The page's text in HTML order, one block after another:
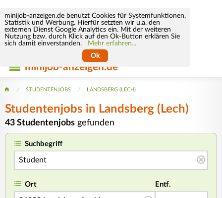
minijob-anzeigen.de benutzt Cookies für Systemfunktionen,
Statistik und Werbung. Hierfür setzten wir u.a. den
externen Dienst Google Analytics ein. Mit der weiteren
Nutzung bzw. durch Klick auf den Ok-Button erklären Sie
sich damit einverstanden.
Mehr erfahren...
Ok
minijob-anzeigen.de
STUDENTENJOBS LANDSBERG (LECH)
Studentenjobs in Landsberg (Lech)
43 Studentenjobs gefunden
Suchbegriff
Ort Entf.